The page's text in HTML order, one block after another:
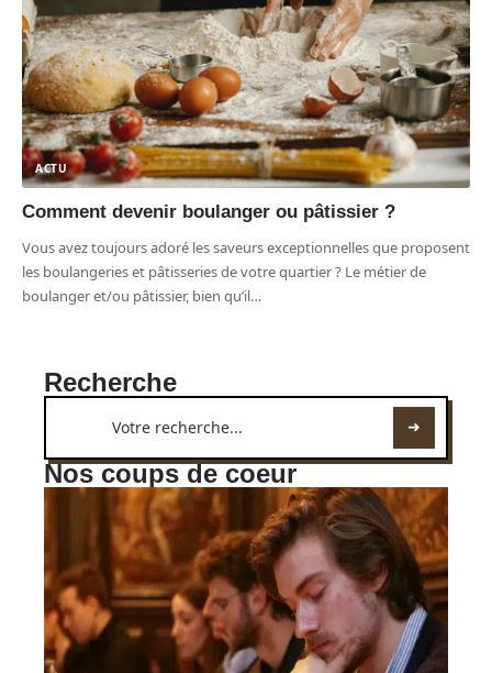
ACTU
Comment devenir boulanger ou pâtissier ?
Vous avez toujours adoré les saveurs exceptionnelles que proposent
les boulangeries et pâtisseries de votre quartier ? Le métier de
boulanger et/ou pâtissier, bien qu’il…
Recherche
Nos coups de coeur